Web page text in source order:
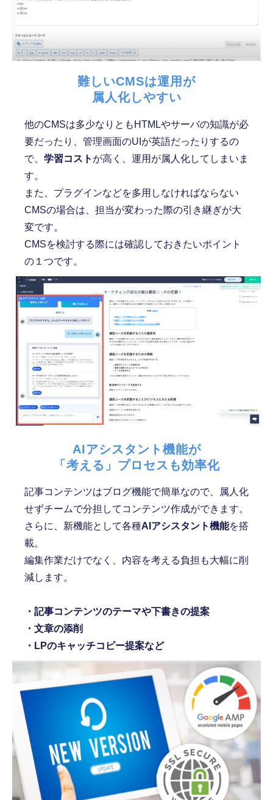
難しいCMSは運用が
属人化しやすい
他のCMSは多少なりともHTMLやサーバの知識が必
要だったり、管理画面のUIが英語だったりするの
で、 学習コスト が高く、運用が属人化してしまいま
す。
また、プラグインなどを多用しなければならない
CMSの場合は、担当が変わった際の引き継ぎが大
変です。
CMSを検討する際には確認しておきたいポイント
の１つです。
AIアシスタント機能が
「考える」プロセスも効率化
記事コンテンツはブログ機能で簡単なので、属人化
せずチームで分担してコンテンツ作成ができます。
さらに、新機能として各種AIアシスタント機能を搭
載。
編集作業だけでなく、内容を考える負担も大幅に削
減します。
・記事コンテンツのテーマや下書きの提案
・文章の添削
・LPのキャッチコピー提案など